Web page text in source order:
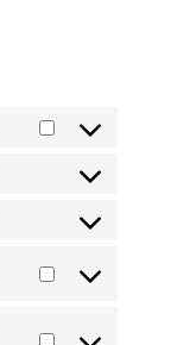
Consent
wordpress
service
Consent